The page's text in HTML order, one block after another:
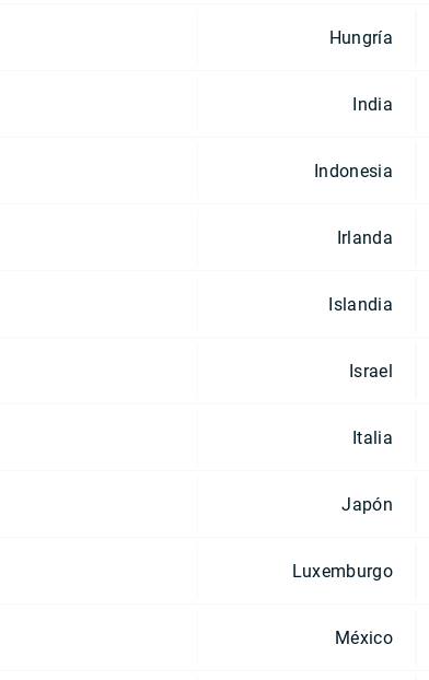
Hungría
India
Indonesia
Irlanda
Islandia
Israel
Italia
Japón
Luxemburgo
México